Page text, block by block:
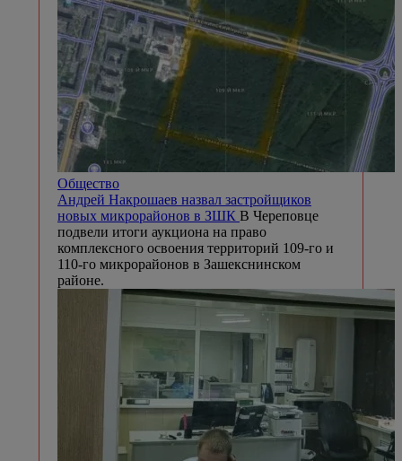
Общество
Андрей Накрошаев назвал застройщиков
новых микрорайонов в ЗШК В Череповце
подвели итоги аукциона на право
комплексного освоения территорий 109-го и
110-го микрорайонов в Зашекснинском
районе.